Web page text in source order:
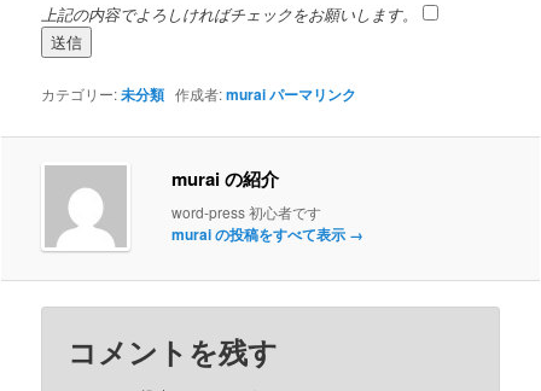
上記の内容でよろしければチェックをお願いします。
カテゴリー:未分類 作成者:muraiパーマリンク
murai の紹介
word-press 初心者です
murai の投稿をすべて表示 →
コメントを残す